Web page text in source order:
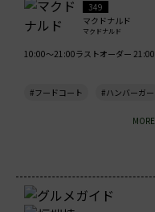
349
マクドナルド
マクドナルド
10:00～21:00ラストオーダー 21:00
#フードコート #ハンバーガー
MORE